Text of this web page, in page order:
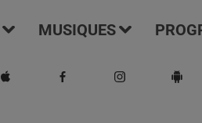
MUSIQUES